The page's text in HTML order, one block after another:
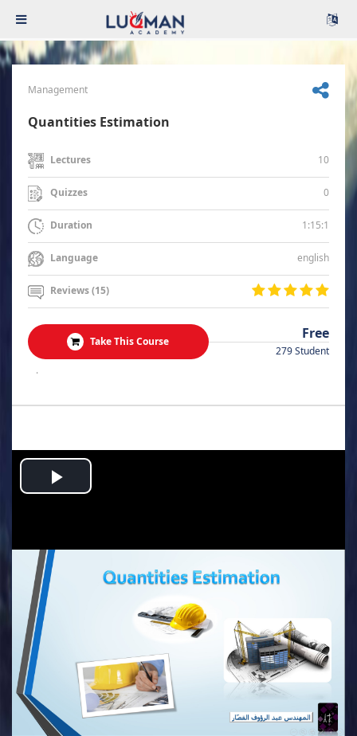
Management
Quantities Estimation
Lectures 10
Quizzes 0
Duration 1:15:1
Language english
Reviews (15)
Take This Course Free
279 Student
.
Play